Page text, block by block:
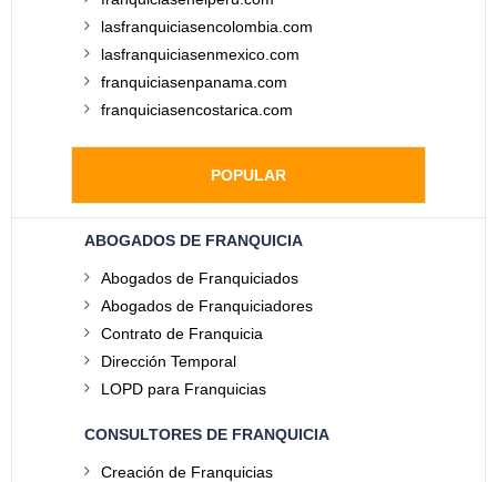
lasfranquiciasencolombia.com
lasfranquiciasenmexico.com
franquiciasenpanama.com
franquiciasencostarica.com
POPULAR
ABOGADOS DE FRANQUICIA
Abogados de Franquiciados
Abogados de Franquiciadores
Contrato de Franquicia
Dirección Temporal
LOPD para Franquicias
CONSULTORES DE FRANQUICIA
Creación de Franquicias